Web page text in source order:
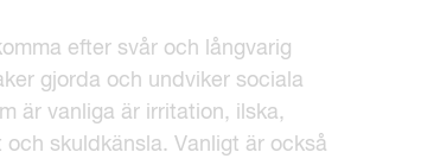
efter svår och långvarig
gjorda och undviker sociala
är vanliga är irritation, ilska,
och skuldkänsla. Vanligt är också